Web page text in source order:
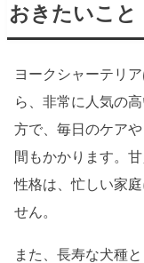
おきたいこと
ヨークシャーテリ
ら、非常に人気の
方で、毎日のケア
間もかかります。
性格は、忙しい家
せん。
また、長寿な犬種